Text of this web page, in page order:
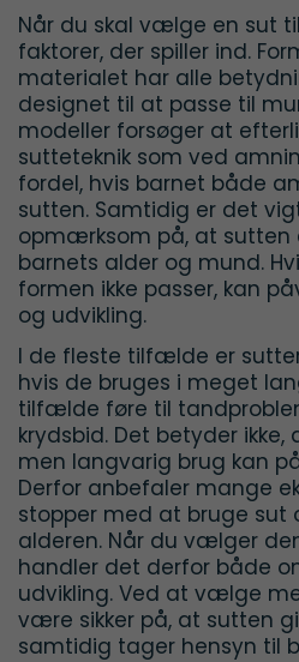
Når du skal vælge en sut
faktorer, der spiller ind.
materialet har alle
designet til at passe til
modeller forsøger at
sutteteknik som ved
fordel, hvis barnet både
sutten. Samtidig er det
opmærksom på, at sutten
barnets alder og mund.
formen ikke passer, kan
og udvikling.
I de fleste tilfælde er
hvis de bruges i meget
tilfælde føre til
krydsbid. Det betyder
men langvarig brug kan
Derfor anbefaler mange
stopper med at bruge sut
alderen. Når du vælger
handler det derfor både
udvikling. Ved at vælge
være sikker på, at sutten
samtidig tager hensyn til